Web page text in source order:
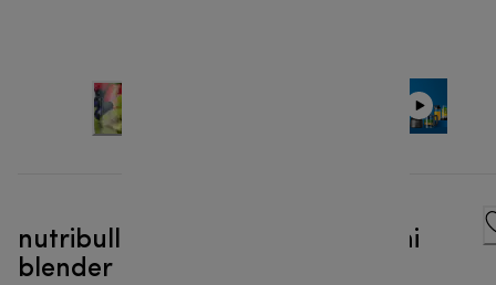
nutribullet® Portable - Prijenosni
blender